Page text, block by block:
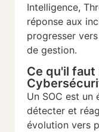
Intelligence,
réponse aux
progresser
de gestion.
Ce qu'il faut
Un SOC est un
détecter et
évolution vers